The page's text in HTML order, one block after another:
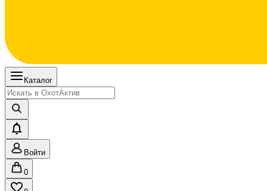
Каталог
Войти
0